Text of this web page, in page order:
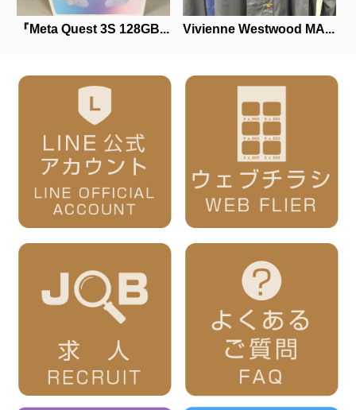
『Meta Quest 3S 128GB... Vivienne Westwood MA...